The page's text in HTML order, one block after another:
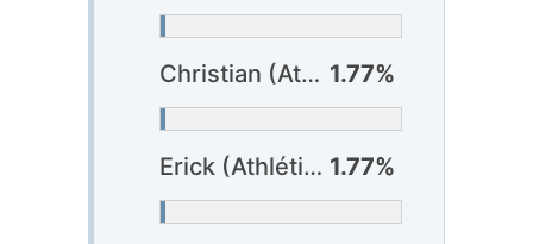
Christian (Athlético-PR) 1.77%
Erick (Athlético-PR) 1.77%